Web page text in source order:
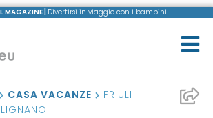
MAGAZINE | Divertirsi in viaggio con i bambini
CASA VACANZE
FRIULI
LIGNANO